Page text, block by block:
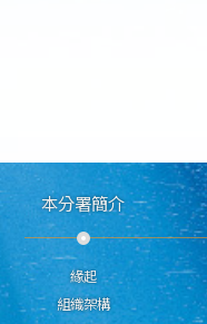
本分署簡介
緣起
組織架構